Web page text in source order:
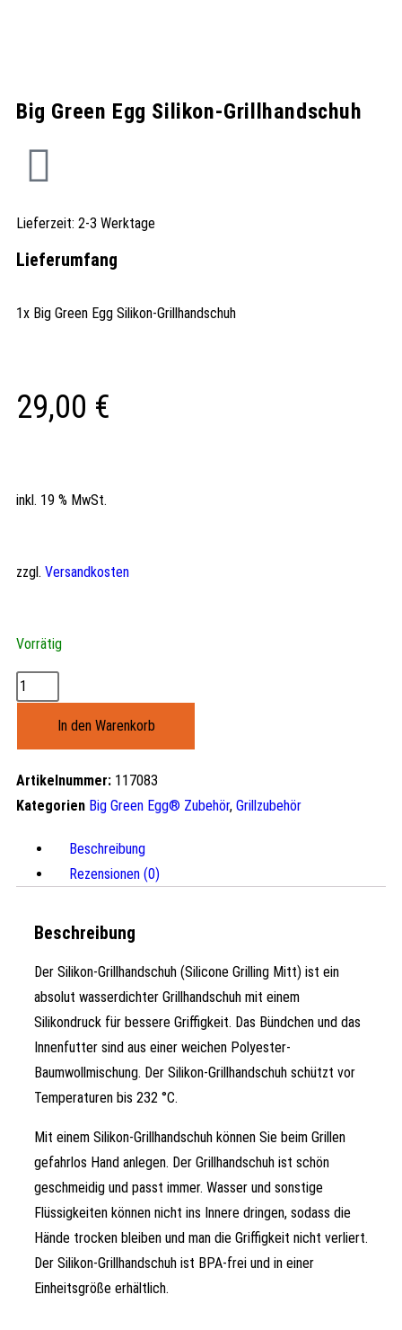
Big Green Egg Silikon-Grillhandschuh
Lieferzeit: 2-3 Werktage
Lieferumfang
1x Big Green Egg Silikon-Grillhandschuh
29,00 €
inkl. 19 % MwSt.
zzgl. Versandkosten
Vorrätig
In den Warenkorb
Artikelnummer: 117083
Kategorien Big Green Egg® Zubehör, Grillzubehör
Beschreibung
Rezensionen (0)
Beschreibung
Der Silikon-Grillhandschuh (Silicone Grilling Mitt) ist ein
absolut wasserdichter Grillhandschuh mit einem
Silikondruck für bessere Griffigkeit. Das Bündchen und das
Innenfutter sind aus einer weichen Polyester-
Baumwollmischung. Der Silikon-Grillhandschuh schützt vor
Temperaturen bis 232 °C.
Mit einem Silikon-Grillhandschuh können Sie beim Grillen
gefahrlos Hand anlegen. Der Grillhandschuh ist schön
geschmeidig und passt immer. Wasser und sonstige
Flüssigkeiten können nicht ins Innere dringen, sodass die
Hände trocken bleiben und man die Griffigkeit nicht verliert.
Der Silikon-Grillhandschuh ist BPA-frei und in einer
Einheitsgröße erhältlich.